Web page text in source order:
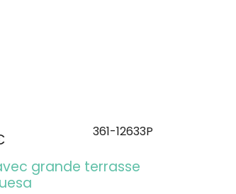
361-12633P
grande terrasse